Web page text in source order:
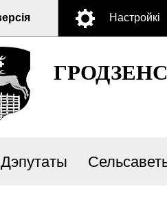
Настройкі
Дэпутаты